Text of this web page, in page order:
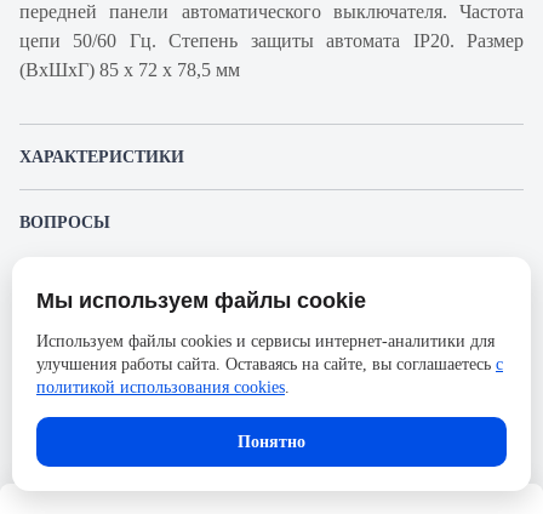
передней панели автоматического выключателя. Частота
цепи 50/60 Гц. Степень защиты автомата IP20. Размер
(ВхШхГ) 85 х 72 х 78,5 мм
ХАРАКТЕРИСТИКИ
Производитель
Серия
Acti 9
Номинальный ток
Напряжение, В
250
Количество полюсов
ВОПРОСЫ
Пожалуйста, авторизуйтесь, чтобы иметь
возможность оставлять вопросы.
Представленные изображения и характеристики могут отличаться от реального
без предварительного уведомления. Компания АйДистрибьют не несёт
ответственности в случае не соответствия текущей модели товаров фотографиям,
размещённым в карточке товара.
Мы используем файлы cookie
Используем файлы cookies и сервисы интернет-аналитики для
улучшения работы сайта. Оставаясь на сайте, вы соглашаетесь с
политикой использования cookies.
Понятно